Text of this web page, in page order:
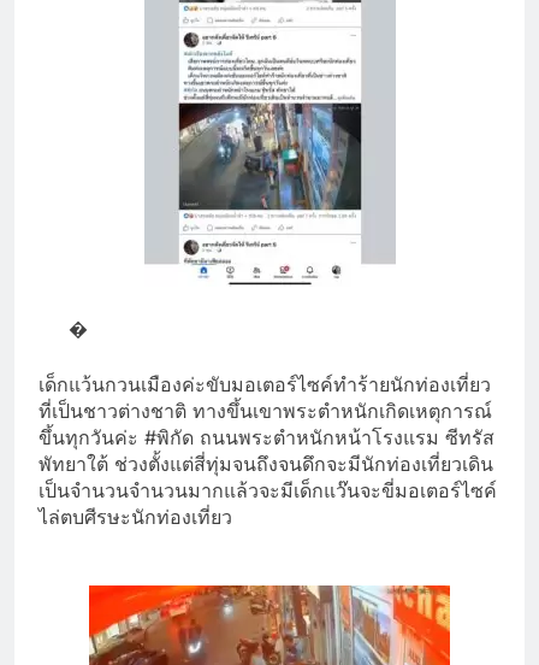
�
เด็กแว้นกวนเมืองค่ะขับมอเตอร์ไซค์ทำร้ายนักท่องเที่ยว
ที่เป็นชาวต่างชาติ ทางขึ้นเขาพระตำหนักเกิดเหตุการณ์
ขึ้นทุกวันค่ะ #พิกัด ถนนพระตำหนักหน้าโรงแรม ซีทรัส
พัทยาใต้ ช่วงตั้งแต่สี่ทุ่มจนถึงจนดึกจะมีนักท่องเที่ยวเดิน
เป็นจำนวนจำนวนมากแล้วจะมีเด็กแว๊นจะขี่มอเตอร์ไซค์
ไล่ตบศีรษะนักท่องเที่ยว